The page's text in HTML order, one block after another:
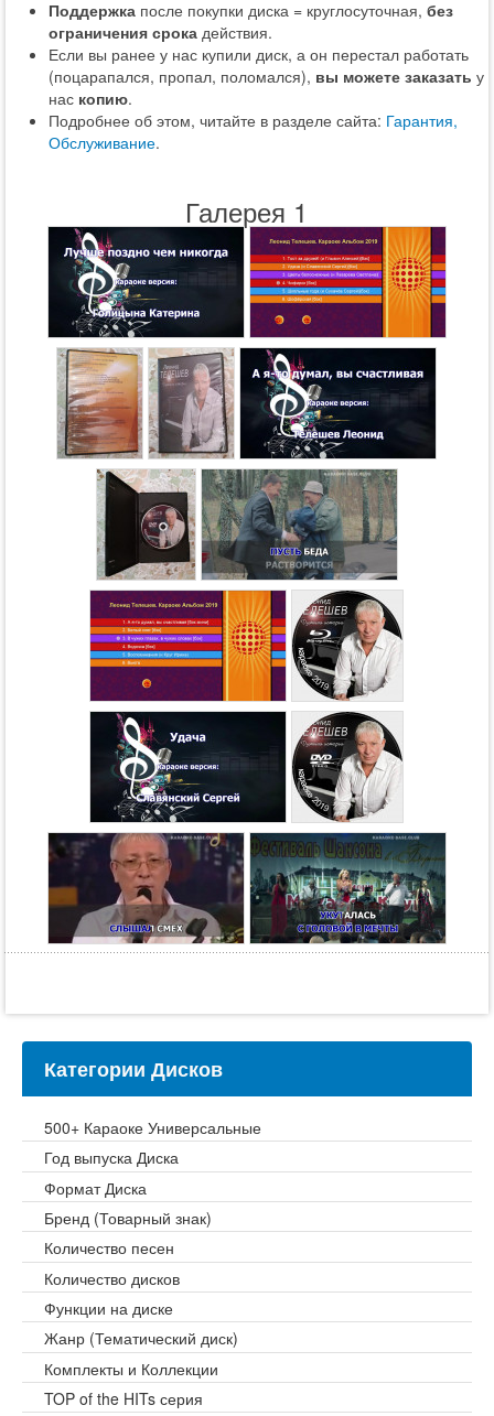
Поддержка после покупки диска = круглосуточная, без
ограничения срока действия.
Если вы ранее у нас купили диск, а он перестал работать
(поцарапался, пропал, поломался), вы можете заказать у
нас копию.
Подробнее об этом, читайте в разделе сайта: Гарантия,
Обслуживание.
Галерея 1
Категории Дисков
500+ Караоке Универсальные
Год выпуска Диска
Формат Диска
Бренд (Товарный знак)
Количество песен
Количество дисков
Функции на диске
Жанр (Тематический диск)
Комплекты и Коллекции
TOP of the HITs серия